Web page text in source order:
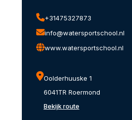
+31475327873
info@watersportschool.nl
www.watersportschool.nl
Oolderhuuske 1
6041TR Roermond
Bekijk route